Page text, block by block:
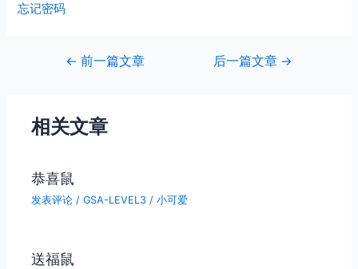
忘记密码
航
← 前一篇文章 后一篇文章 →
相关文章
恭喜鼠
发表评论 /GSA-LEVEL3 /小可爱
送福鼠